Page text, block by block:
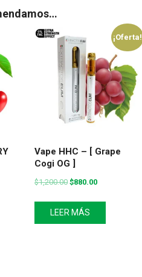
¡Oferta!
Vape HHC – [ Grape
Cogi OG ]
$1,200.00 $880.00
LEER MÁS